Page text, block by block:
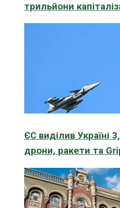
трильйони
ЄС виділив Україні
дрони, ракети та